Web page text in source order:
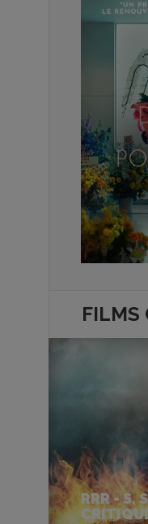
FILMS
RRR - S.